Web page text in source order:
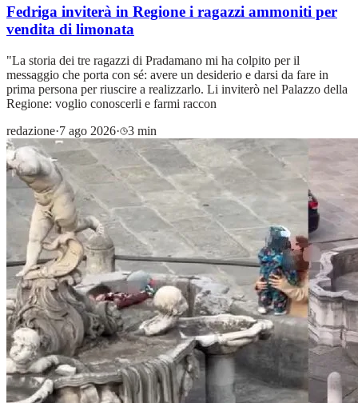
Fedriga inviterà in Regione i ragazzi ammoniti per
vendita di limonata
"La storia dei tre ragazzi di Pradamano mi ha colpito per il
messaggio che porta con sé: avere un desiderio e darsi da fare in
prima persona per riuscire a realizzarlo. Li inviterò nel Palazzo della
Regione: voglio conoscerli e farmi raccon
redazione·7 ago 2026· 3 min